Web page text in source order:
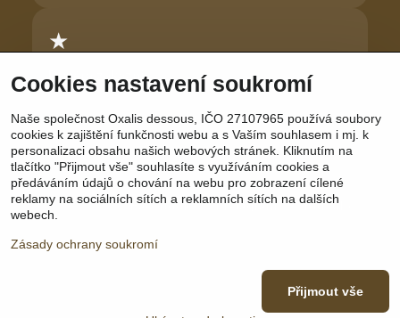
★
Důvěra zákaznic
cítí krásně.
Sledujte nás: Facebook | Instagram | YouTube
Cookies nastavení soukromí
Naše společnost Oxalis dessous, IČO 27107965 používá soubory
cookies k zajištění funkčnosti webu a s Vaším souhlasem i mj. k
personalizaci obsahu našich webových stránek. Kliknutím na
tlačítko "Přijmout vše" souhlasíte s využíváním cookies a
předáváním údajů o chování na webu pro zobrazení cílené
reklamy na sociálních sítích a reklamních sítích na dalších
webech.
Zásady ochrany soukromí
Přijmout vše